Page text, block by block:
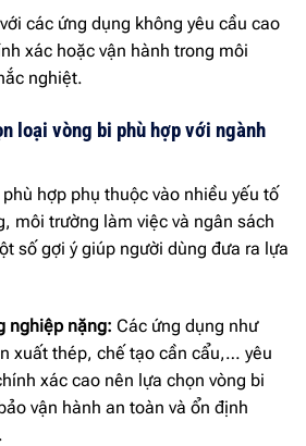
các ứng dụng không yêu cầu cao
xác hoặc vận hành trong môi
nghiệt.
loại vòng bi phù hợp với ngành
hợp phụ thuộc vào nhiều yếu tố
môi trường làm việc và ngân sách
số gợi ý giúp người dùng đưa ra lựa
nghiệp nặng: Các ứng dụng như
xuất thép, chế tạo cần cẩu,… yêu
xác cao nên lựa chọn vòng bi
vận hành an toàn và ổn định